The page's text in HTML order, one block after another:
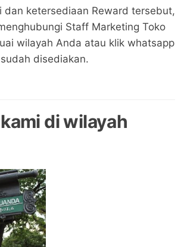
dan ketersediaan Reward tersebut,
Staff Marketing Toko
wilayah Anda atau klik whatsapp
disediakan.
di wilayah